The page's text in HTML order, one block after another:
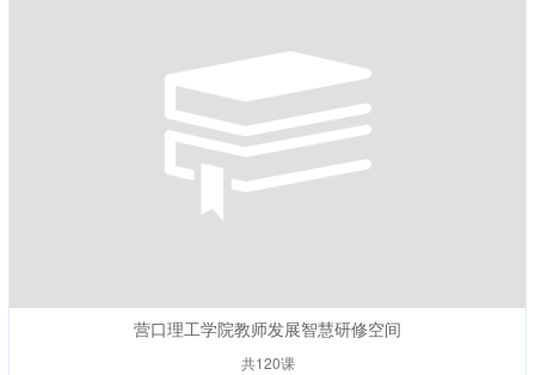
营口理工学院教师发展智慧研修空间
共120课